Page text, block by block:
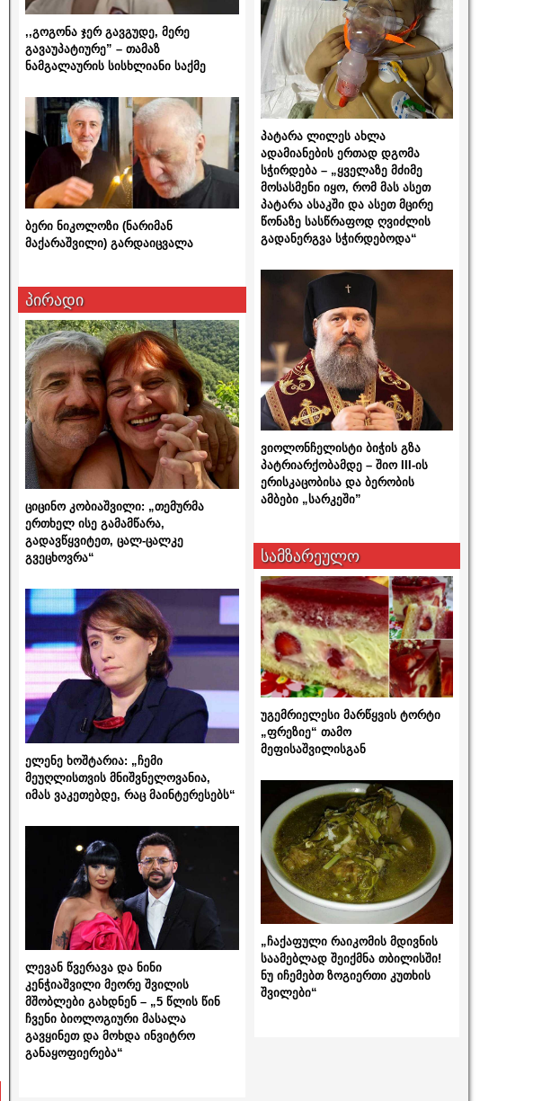
,,გოგონა ჯერ გავგუდე, მერე
გავაუპატიურე” – თამაზ
ნამგალაურის სისხლიანი საქმე
ბერი ნიკოლოზი (ნარიმან
მაქარაშვილი) გარდაიცვალა
პირადი
ციცინო კობიაშვილი: „თემურმა
ერთხელ ისე გამამწარა,
გადავწყვიტეთ, ცალ-ცალკე
გვეცხოვრა“
ელენე ხოშტარია: „ჩემი
მეუღლისთვის მნიშვნელოვანია,
იმას ვაკეთებდე, რაც მაინტერესებს“
ლევან წვერავა და ნინი
კენჭიაშვილი მეორე შვილის
მშობლები გახდნენ – „5 წლის წინ
ჩვენი ბიოლოგიური მასალა
გავყინეთ და მოხდა ინვიტრო
განაყოფიერება“
პატარა ლილეს ახლა
ადამიანების ერთად დგომა
სჭირდება – „ყველაზე მძიმე
მოსასმენი იყო, რომ მას ასეთ
პატარა ასაკში და ასეთ მცირე
წონაზე სასწრაფოდ ღვიძლის
გადანერგვა სჭირდებოდა“
ვიოლონჩელისტი ბიჭის გზა
პატრიარქობამდე – შიო III-ის
ერისკაცობისა და ბერობის
ამბები „სარკეში”
სამზარეულო
უგემრიელესი მარწყვის ტორტი
„ფრეზიე“ თამო
მეფისაშვილისგან
„ჩაქაფული რაიკომის მდივნის
საამებლად შეიქმნა თბილისში!
ნუ იჩემებთ ზოგიერთი კუთხის
შვილები“